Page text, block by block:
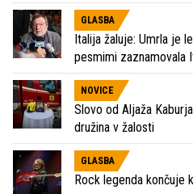
GLASBA
Italija žaluje: Umrla je
pesmimi zaznamovala
NOVICE
Slovo od Aljaža
družina v žalosti
GLASBA
Rock legenda končuje